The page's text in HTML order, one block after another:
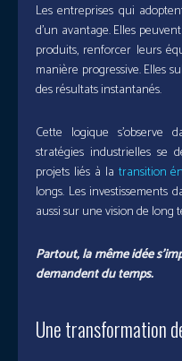
Les entreprises qui
d’un avantage. Elles
produits, renforcer leurs
manière progressive. Elles
des résultats instantanés.
Cette logique s’observe
stratégies industrielles se
projets liés à la transition
longs. Les investissements
aussi sur une vision de long
Partout, la même idée
demandent du temps.
Une transformation